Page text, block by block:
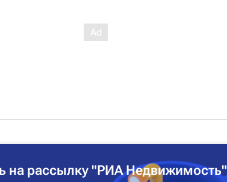
на рассылку "РИА Недвижимость"